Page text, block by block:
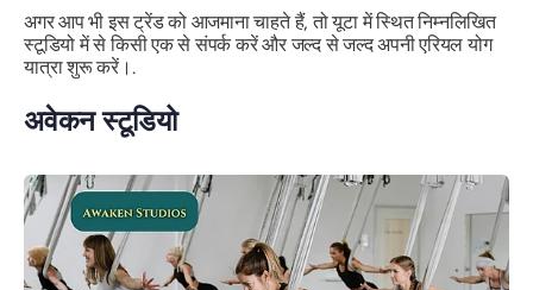
अगर आप भी इस ट्रेंड को आजमाना चाहते हैं, तो यूटा में स्थित निम्नलिखित
स्टूडियो में से किसी एक से संपर्क करें और जल्द से जल्द अपनी एरियल योग
यात्रा शुरू करें।.
अवेकन स्टूडियो